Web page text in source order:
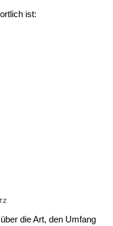
ist:
die Art, den Umfang